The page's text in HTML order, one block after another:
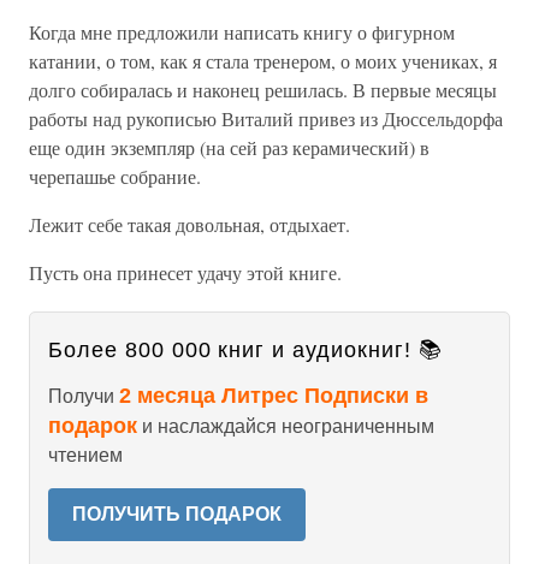
Когда мне предложили написать книгу о фигурном
катании, о том, как я стала тренером, о моих учениках, я
долго собиралась и наконец решилась. В первые месяцы
работы над рукописью Виталий привез из Дюссельдорфа
еще один экземпляр (на сей раз керамический) в
черепашье собрание.
Лежит себе такая довольная, отдыхает.
Пусть она принесет удачу этой книге.
Более 800 000 книг и аудиокниг! 📚
Получи 2 месяца Литрес Подписки в
подарок и наслаждайся неограниченным
чтением
ПОЛУЧИТЬ ПОДАРОК